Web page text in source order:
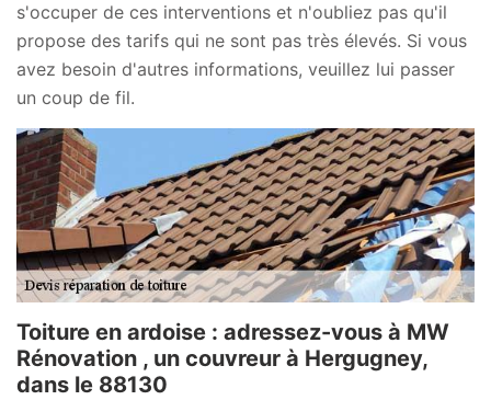
s'occuper de ces interventions et n'oubliez pas qu'il
propose des tarifs qui ne sont pas très élevés. Si vous
avez besoin d'autres informations, veuillez lui passer
un coup de fil.
Toiture en ardoise : adressez-vous à MW
Rénovation , un couvreur à Hergugney,
dans le 88130